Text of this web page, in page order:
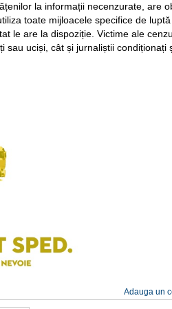
la informații necenzurate, are
toate mijloacele specifice de
le are la dispoziție. Victime ale
sau uciși, cât și jurnaliștii condiționați
Adauga un